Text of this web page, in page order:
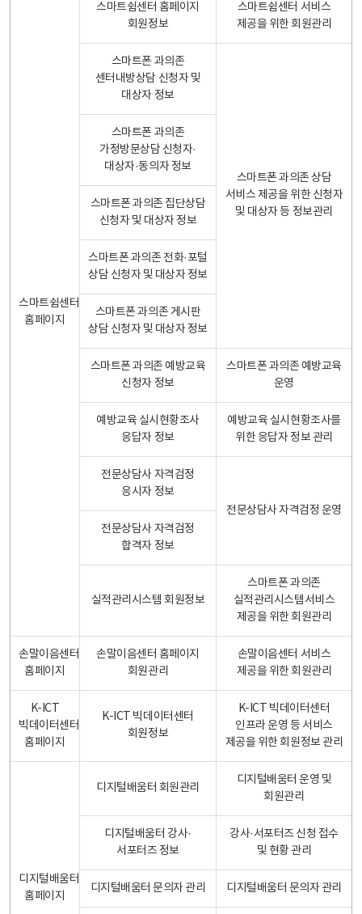
스마트쉼센터
홈페이지
스마트쉼센터 홈페이지
회원정보
스마트쉼센터 서비스
제공을 위한 회원관리
스마트폰 과의존
센터내방상담 신청자 및
대상자 정보
스마트폰 과의존 상담
서비스 제공을 위한 신청자
및 대상자 등 정보관리
스마트폰 과의존
가정방문상담 신청자·
대상자·동의자 정보
스마트폰 과의존 집단상담
신청자 및 대상자 정보
스마트폰 과의존 전화·포털
상담 신청자 및 대상자 정보
스마트폰 과의존 게시판
상담 신청자 및 대상자 정보
스마트폰 과의존 예방교육
신청자 정보
스마트폰 과의존 예방교육
운영
예방교육 실시현황조사
응답자 정보
예방교육 실시현황조사를
위한 응답자 정보 관리
전문상담사 자격검정
응시자 정보
전문상담사 자격검정 운영
전문상담사 자격검정
합격자 정보
실적관리시스템 회원정보
스마트폰 과의존
실적관리시스템서비스
제공을 위한 회원관리
손말이음센터
홈페이지
손말이음센터 홈페이지
회원관리
손말이음센터 서비스
제공을 위한 회원관리
K-ICT
빅데이터센터
홈페이지
K-ICT 빅데이터센터
회원정보
K-ICT 빅데이터센터
인프라 운영 등 서비스
제공을 위한 회원정보 관리
디지털배움터
홈페이지
디지털배움터 회원관리
디지털배움터 운영 및
회원관리
디지털배움터 강사·
서포터즈 정보
강사·서포터즈 신청 접수
및 현황 관리
디지털배움터 문의자 관리 디지털배움터 문의자 관리